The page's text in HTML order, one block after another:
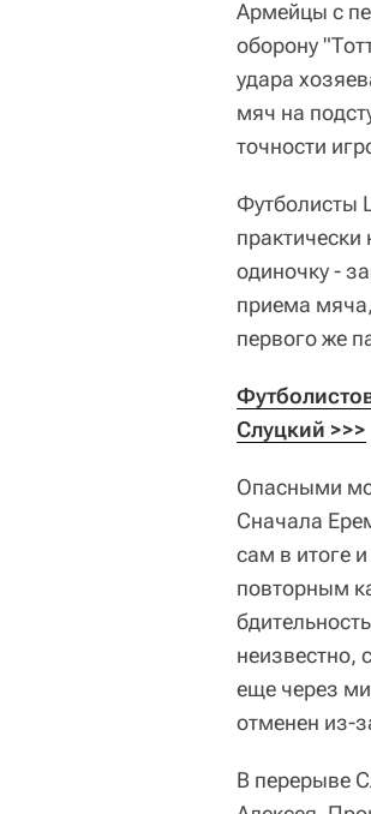
Армейцы с
оборону
удара
мяч на
точности
Футболисты
одиночку -
приема
первого же
Слуцкий >>>
Опасными
Сначала
сам в итоге
повторным
неизвестно,
еще через
отменен из-
В перерыве